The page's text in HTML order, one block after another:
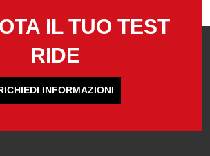
IL TUO TEST
RIDE
INFORMAZIONI